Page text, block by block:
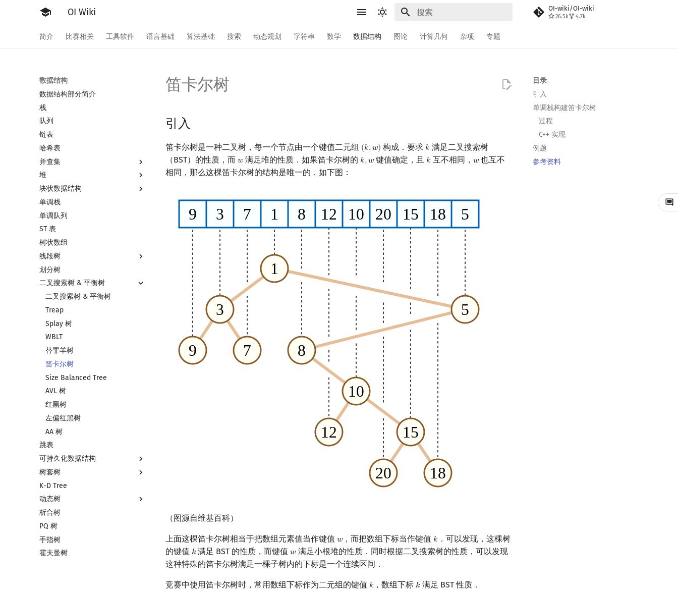
OI Wiki OI-wiki/OI-wiki
26.5k 4.7k
简介 比赛相关 工具软件 语言基础 算法基础 搜索 动态规划 字符串 数学 数据结构 图论 计算几何 杂项 专题
数据结构
数据结构部分简介
栈
队列
链表
哈希表
并查集
并查集
并查集复杂度
堆
堆简介
二叉堆
配对堆
左偏树
块状数据结构
分块思想
块状数组
块状链表
树分块
Sqrt Tree
单调栈
单调队列
ST 表
树状数组
线段树
线段树基础
线段树合并 & 分裂
李超线段树
猫树
区间最值操作 & 区间历史最值
Kinetic Tournament Tree
划分树
二叉搜索树 & 平衡树
二叉搜索树 & 平衡树
Treap
Splay 树
WBLT
替罪羊树
笛卡尔树
Size Balanced Tree
AVL 树
红黑树
左偏红黑树
AA 树
跳表
可持久化数据结构
可持久化数据结构简介
可持久化线段树
可持久化块状数组
可持久化平衡树
可持久化字典树
可持久化可并堆
树套树
线段树套线段树
平衡树套线段树
线段树套平衡树
树状数组套权值线段树
分块套树状数组
K-D Tree
动态树
Link Cut Tree
全局平衡二叉树
Euler Tour Tree
Top Tree
析合树
PQ 树
手指树
霍夫曼树
目录
引入
单调栈构建笛卡尔树
过程
C++ 实现
例题
参考资料
笛卡尔树
引入
笛卡尔树是一种二叉树，每一个节点由一个键值二元组 (𝑘,𝑤)
(k,w) 构成．要求 𝑘
k 满足二叉搜索树
（BST）的性质，而 𝑤
w 满足堆的性质．如果笛卡尔树的 𝑘,𝑤
k,w 键值确定，且 𝑘
k 互不相同， 𝑤
w 也互不
相同，那么这棵笛卡尔树的结构是唯一的．如下图：
（图源自维基百科）
上面这棵笛卡尔树相当于把数组元素值当作键值 𝑤
w ，而把数组下标当作键值 𝑘
k ．可以发现，这棵树
的键值 𝑘
k 满足 BST 的性质，而键值𝑤
w 满足小根堆的性质．同时根据二叉搜索树的性质，可以发现
这种特殊的笛卡尔树满足一棵子树内的下标是一个连续区间．
竞赛中使用笛卡尔树时，常用数组下标作为二元组的键值 𝑘
k ，数组下标 𝑘
k 满足 BST 性质．